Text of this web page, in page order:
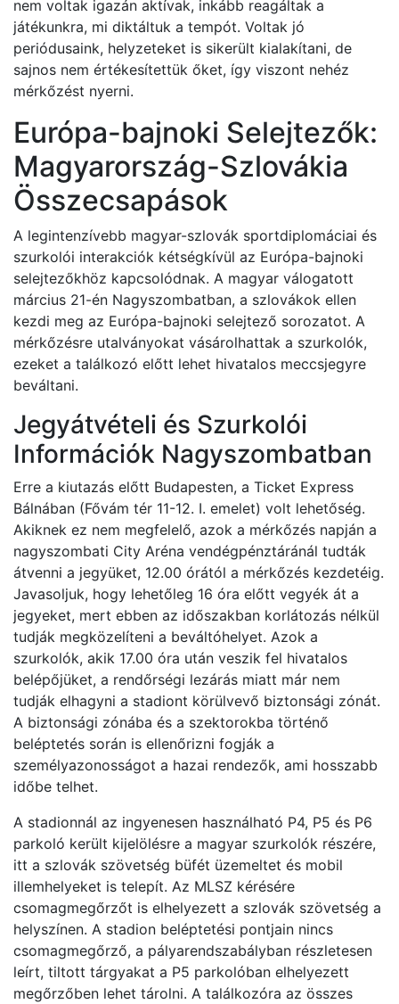
nem voltak igazán aktívak, inkább reagáltak a
játékunkra, mi diktáltuk a tempót. Voltak jó
periódusaink, helyzeteket is sikerült kialakítani, de
sajnos nem értékesítettük őket, így viszont nehéz
mérkőzést nyerni.
Európa-bajnoki Selejtezők:
Magyarország-Szlovákia
Összecsapások
A legintenzívebb magyar-szlovák sportdiplomáciai és
szurkolói interakciók kétségkívül az Európa-bajnoki
selejtezőkhöz kapcsolódnak. A magyar válogatott
március 21-én Nagyszombatban, a szlovákok ellen
kezdi meg az Európa-bajnoki selejtező sorozatot. A
mérkőzésre utalványokat vásárolhattak a szurkolók,
ezeket a találkozó előtt lehet hivatalos meccsjegyre
beváltani.
Jegyátvételi és Szurkolói
Információk Nagyszombatban
Erre a kiutazás előtt Budapesten, a Ticket Express
Bálnában (Fővám tér 11-12. I. emelet) volt lehetőség.
Akiknek ez nem megfelelő, azok a mérkőzés napján a
nagyszombati City Aréna vendégpénztáránál tudták
átvenni a jegyüket, 12.00 órától a mérkőzés kezdetéig.
Javasoljuk, hogy lehetőleg 16 óra előtt vegyék át a
jegyeket, mert ebben az időszakban korlátozás nélkül
tudják megközelíteni a beváltóhelyet. Azok a
szurkolók, akik 17.00 óra után veszik fel hivatalos
belépőjüket, a rendőrségi lezárás miatt már nem
tudják elhagyni a stadiont körülvevő biztonsági zónát.
A biztonsági zónába és a szektorokba történő
beléptetés során is ellenőrizni fogják a
személyazonosságot a hazai rendezők, ami hosszabb
időbe telhet.
A stadionnál az ingyenesen használható P4, P5 és P6
parkoló került kijelölésre a magyar szurkolók részére,
itt a szlovák szövetség büfét üzemeltet és mobil
illemhelyeket is telepít. Az MLSZ kérésére
csomagmegőrzőt is elhelyezett a szlovák szövetség a
helyszínen. A stadion beléptetési pontjain nincs
csomagmegőrző, a pályarendszabályban részletesen
leírt, tiltott tárgyakat a P5 parkolóban elhelyezett
megőrzőben lehet tárolni. A találkozóra az összes